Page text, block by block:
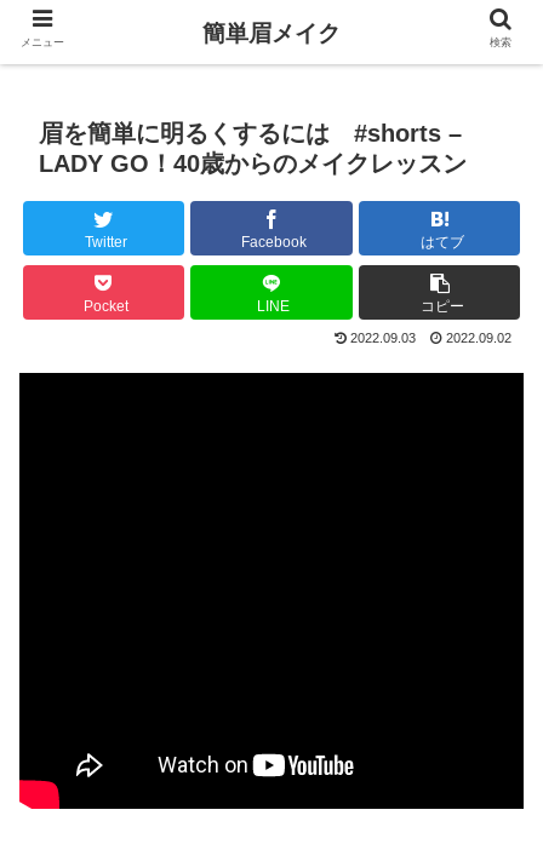
眉を簡単に明るくするには #shorts –
LADY GO！40歳からのメイクレッスン
Twitter Facebook はてブ
Pocket LINE コピー
2022.09.03 2022.09.02
メニュー 簡単眉メイク 検索